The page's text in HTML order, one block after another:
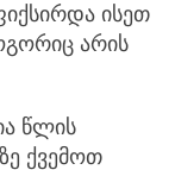
ისეთ
არის
წლის
ქვემოთ